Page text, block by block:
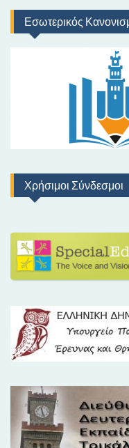
Εσωτερικός
Χρήσιμοι Σύνδεσμοι